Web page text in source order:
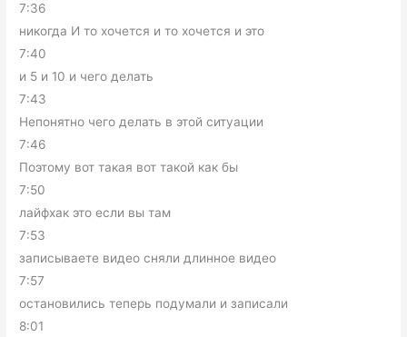
7:36
никогда И то хочется и то хочется и это
7:40
и 5 и 10 и чего делать
7:43
Непонятно чего делать в этой ситуации
7:46
Поэтому вот такая вот такой как бы
7:50
лайфхак это если вы там
7:53
записываете видео сняли длинное видео
7:57
остановились теперь подумали и записали
8:01